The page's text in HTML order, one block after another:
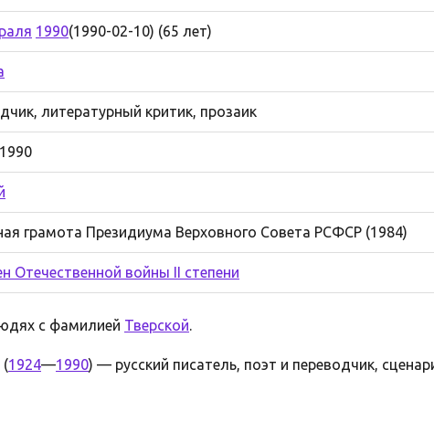
1990(1990-02-10) (65 лет)
литературный критик, прозаик
грамота Президиума Верховного Совета РСФСР (1984)
с фамилией Тверской.
(1924—1990) — русский писатель, поэт и переводчик,